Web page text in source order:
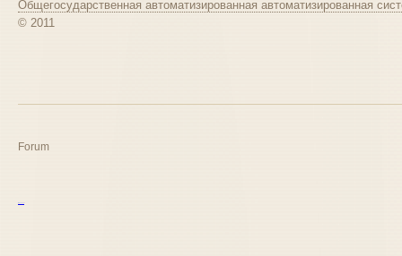
Общегосударственная автоматизированная автоматизированная
© 2011
Forum